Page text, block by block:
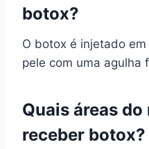
botox?
O botox é injetado
pele com uma agulha
Quais áreas
receber botox?